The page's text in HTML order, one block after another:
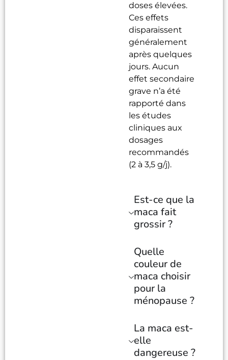
doses élevées.
Ces effets
disparaissent
généralement
après quelques
jours. Aucun
effet secondaire
grave n’a été
rapporté dans
les études
cliniques aux
dosages
recommandés
(2 à 3,5 g/j).
Est-ce que la
maca fait
grossir ?
Quelle
couleur de
maca choisir
pour la
ménopause ?
La maca est-
elle
dangereuse ?